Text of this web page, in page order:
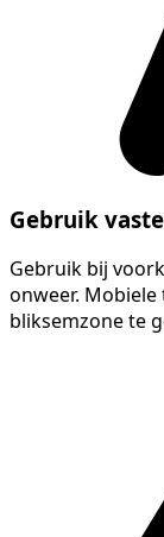
Gebruik
Gebruik bij
onweer.
bliksemzone te